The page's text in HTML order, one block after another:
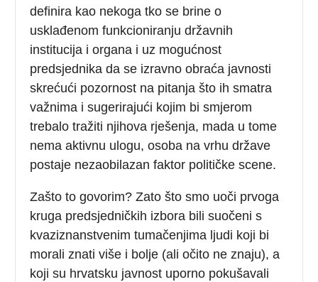
definira kao nekoga tko se brine o
usklađenom funkcioniranju državnih
institucija i organa i uz mogućnost
predsjednika da se izravno obraća javnosti
skrećući pozornost na pitanja što ih smatra
važnima i sugerirajući kojim bi smjerom
trebalo tražiti njihova rješenja, mada u tome
nema aktivnu ulogu, osoba na vrhu države
postaje nezaobilazan faktor političke scene.
Zašto to govorim? Zato što smo uoči prvoga
kruga predsjedničkih izbora bili suočeni s
kvaziznanstvenim tumačenjima ljudi koji bi
morali znati više i bolje (ali očito ne znaju), a
koji su hrvatsku javnost uporno pokušavali